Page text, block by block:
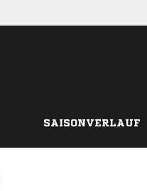
SAISONVERLAUF